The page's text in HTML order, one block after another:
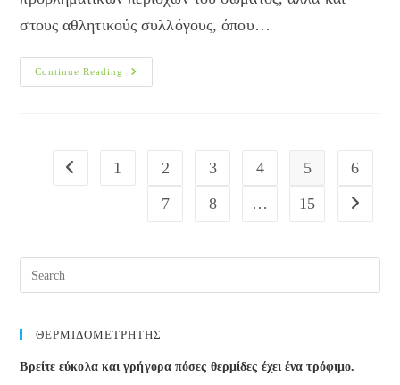
στους αθλητικούς συλλόγους, όπου…
Continue Reading
Γυμναστική
Με
Go to the previous page
1 2 3 4 5
6
7
8 … 15 Go to
ΘΕΡΜΙΔΟΜΕΤΡΗΤΗΣ
Βρείτε εύκολα και γρήγορα πόσες θερμίδες έχει ένα τρόφιμο.